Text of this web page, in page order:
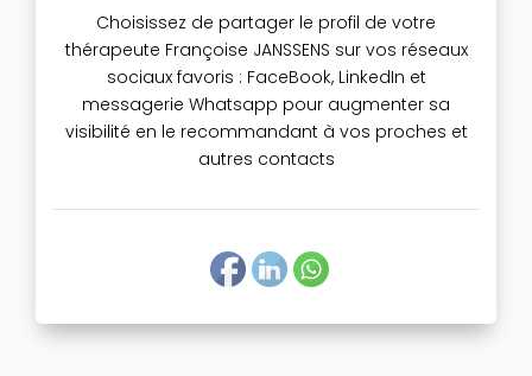
Choisissez de partager le profil de votre
thérapeute Françoise JANSSENS sur vos réseaux
sociaux favoris : FaceBook, LinkedIn et
messagerie Whatsapp pour augmenter sa
visibilité en le recommandant à vos proches et
autres contacts